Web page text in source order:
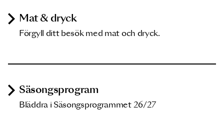
Mat & dryck
Förgyll ditt besök med mat och dryck.
Säsongsprogram
Bläddra i Säsongsprogrammet 26/27